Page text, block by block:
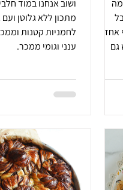
לא
גם
ושוב אנחנו במוד
מתכון ללא גלוטן
לחמניות קטנות
ענני וגומי ממכר.